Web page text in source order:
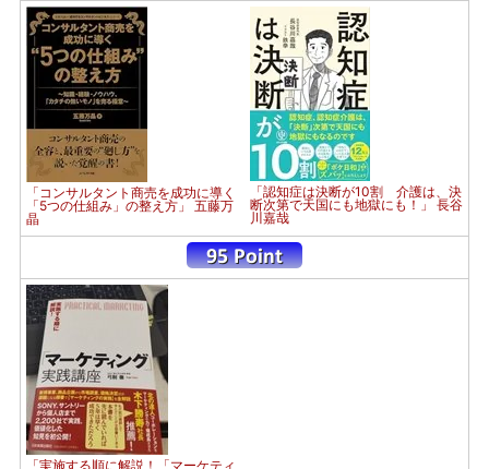
「コンサルタント商売を成功に導く
「5つの仕組み」の整え方」 五藤万
晶
「認知症は決断が10割 介護は、決
断次第で天国にも地獄にも！」 長谷
川嘉哉
「実施する順に解説！「マーケティ